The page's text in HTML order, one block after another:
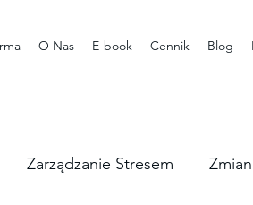
O Nas E-book Cennik Blog
Zarządzanie Stresem